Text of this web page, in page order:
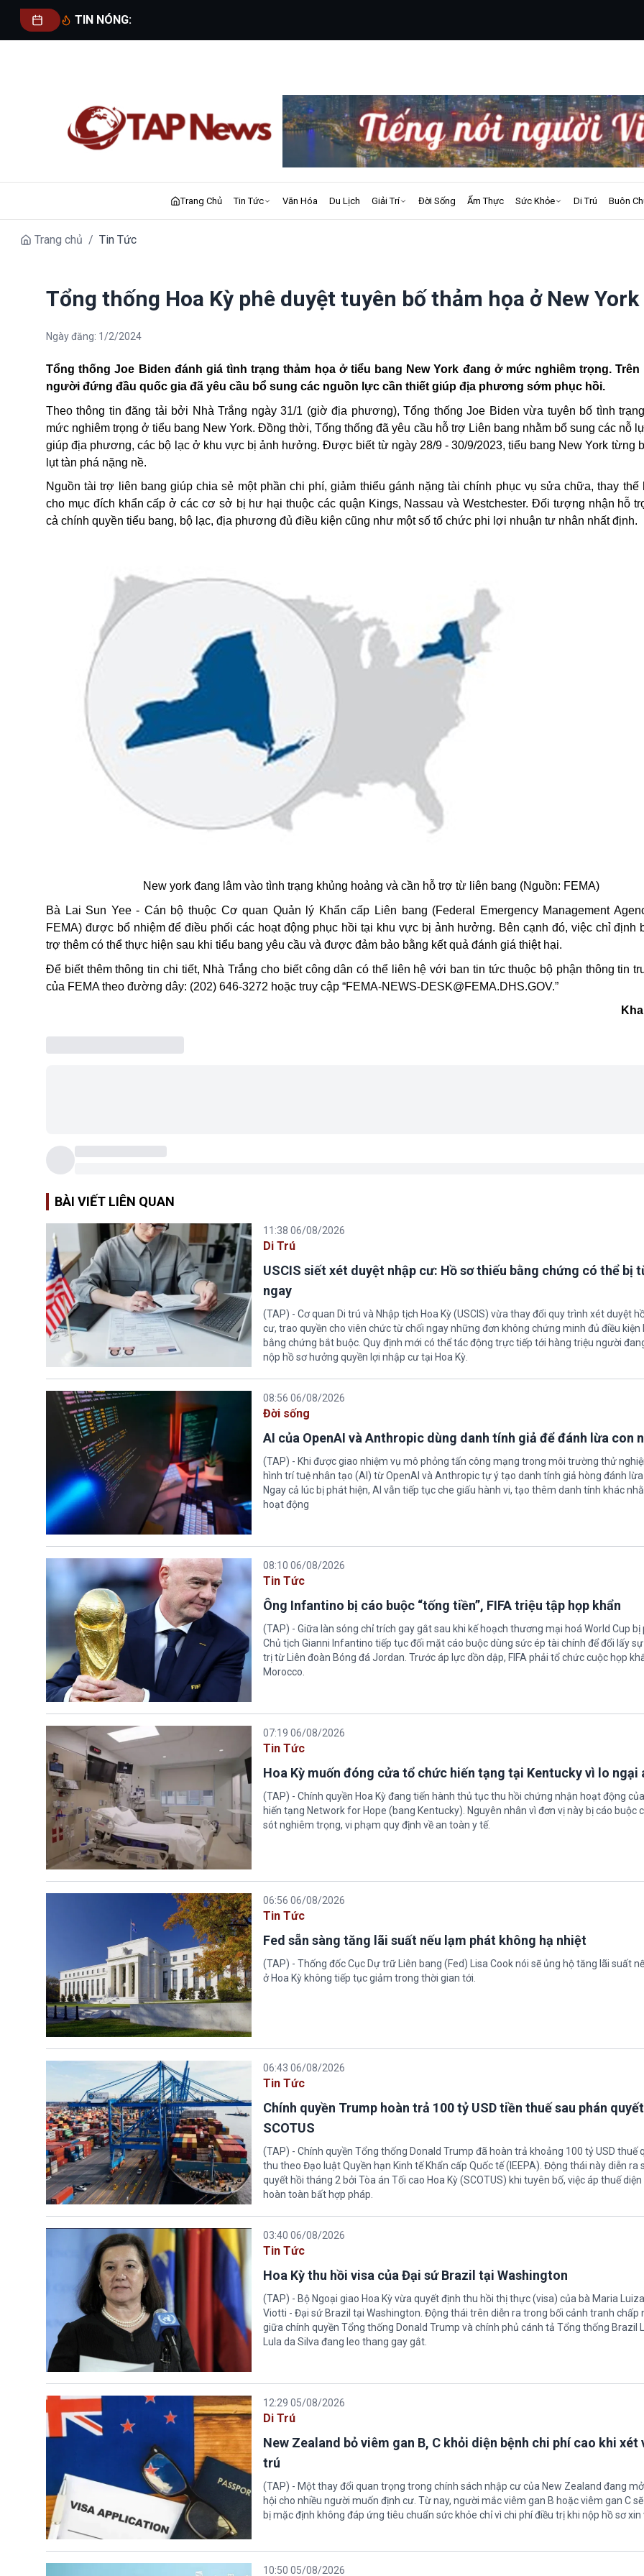
TIN NÓNG:
Trang Chủ Tin Tức Văn Hóa Du Lịch Giải Trí Đời Sống Ẩm Thực Sức Khỏe Di Trú Buôn
Trang chủ / Tin Tức
Tổng thống Hoa Kỳ phê duyệt tuyên bố thảm họa ở New York
Ngày đăng: 1/2/2024
Tổng thống Joe Biden đánh giá tình trạng thảm họa ở tiểu bang New York đang ở mức nghiêm trọng.
người đứng đầu quốc gia đã yêu cầu bổ sung các nguồn lực cần thiết giúp địa phương sớm phục hồi.
Theo thông tin đăng tải bởi Nhà Trắng ngày 31/1 (giờ địa phương),Tổng thống Joe Biden vừa tuyên bố tình
mức nghiêm trọng ở tiểu bang New York. Đồng thời, Tổng thống đã yêu cầu hỗ trợ Liên bang nhằm bổ sung các nỗ
giúp địa phương, các bộ lạc ở khu vực bị ảnh hưởng. Được biết từ ngày 28/9 - 30/9/2023, tiểu bang New York từng
lụt tàn phá nặng nề.
Nguồn tài trợ liên bang giúp chia sẻ một phần chi phí, giảm thiểu gánh nặng tài chính phục vụ sửa chữa, thay thế
cho mục đích khẩn cấp ở các cơ sở bị hư hại thuộc các quận Kings, Nassau và Westchester. Đối tượng nhận hỗ
cả chính quyền tiểu bang, bộ lạc, địa phương đủ điều kiện cũng như một số tổ chức phi lợi nhuận tư nhân nhất định.
New york đang lâm vào tình trạng khủng hoảng và cần hỗ trợ từ liên bang (Nguồn: FEMA)
Bà Lai Sun Yee - Cán bộ thuộc Cơ quan Quản lý Khẩn cấp Liên bang (Federal Emergency Management
FEMA) được bổ nhiệm để điều phối các hoạt động phục hồi tại khu vực bị ảnh hưởng. Bên cạnh đó, việc chỉ định
trợ thêm có thể thực hiện sau khi tiểu bang yêu cầu và được đảm bảo bằng kết quả đánh giá thiệt hại.
Để biết thêm thông tin chi tiết, Nhà Trắng cho biết công dân có thể liên hệ với ban tin tức thuộc bộ phận thông tin
của FEMA theo đường dây: (202) 646-3272 hoặc truy cập “FEMA-NEWS-DESK@FEMA.DHS.GOV.”
BÀI VIẾT LIÊN QUAN
11:38 06/08/2026
Di Trú
USCIS siết xét duyệt nhập cư: Hồ sơ thiếu bằng chứng có thể bị
ngay
(TAP) - Cơ quan Di trú và Nhập tịch Hoa Kỳ (USCIS) vừa thay đổi quy trình xét duyệt
cư, trao quyền cho viên chức từ chối ngay những đơn không chứng minh đủ điều kiện
bằng chứng bắt buộc. Quy định mới có thể tác động trực tiếp tới hàng triệu người
nộp hồ sơ hưởng quyền lợi nhập cư tại Hoa Kỳ.
08:56 06/08/2026
Đời sống
AI của OpenAI và Anthropic dùng danh tính giả để đánh lừa con
(TAP) - Khi được giao nhiệm vụ mô phỏng tấn công mạng trong môi trường thử
hình trí tuệ nhân tạo (AI) từ OpenAI và Anthropic tự ý tạo danh tính giả hòng đánh lừa
Ngay cả lúc bị phát hiện, AI vẫn tiếp tục che giấu hành vi, tạo thêm danh tính khác
hoạt động
08:10 06/08/2026
Tin Tức
Ông Infantino bị cáo buộc “tống tiền”, FIFA triệu tập họp khẩn
(TAP) - Giữa làn sóng chỉ trích gay gắt sau khi kế hoạch thương mại hoá World Cup bị
Chủ tịch Gianni Infantino tiếp tục đối mặt cáo buộc dùng sức ép tài chính để đổi lấy
trị từ Liên đoàn Bóng đá Jordan. Trước áp lực dồn dập, FIFA phải tổ chức cuộc họp
Morocco.
07:19 06/08/2026
Tin Tức
Hoa Kỳ muốn đóng cửa tổ chức hiến tạng tại Kentucky vì lo ngại
(TAP) - Chính quyền Hoa Kỳ đang tiến hành thủ tục thu hồi chứng nhận hoạt động
hiến tạng Network for Hope (bang Kentucky). Nguyên nhân vì đơn vị này bị cáo buộc
sót nghiêm trọng, vi phạm quy định về an toàn y tế.
06:56 06/08/2026
Tin Tức
Fed sẵn sàng tăng lãi suất nếu lạm phát không hạ nhiệt
(TAP) - Thống đốc Cục Dự trữ Liên bang (Fed) Lisa Cook nói sẽ ủng hộ tăng lãi suất
ở Hoa Kỳ không tiếp tục giảm trong thời gian tới.
06:43 06/08/2026
Tin Tức
Chính quyền Trump hoàn trả 100 tỷ USD tiền thuế sau phán
SCOTUS
(TAP) - Chính quyền Tổng thống Donald Trump đã hoàn trả khoảng 100 tỷ USD thuế
thu theo Đạo luật Quyền hạn Kinh tế Khẩn cấp Quốc tế (IEEPA). Động thái này diễn ra
quyết hồi tháng 2 bởi Tòa án Tối cao Hoa Kỳ (SCOTUS) khi tuyên bố, việc áp thuế diện
hoàn toàn bất hợp pháp.
03:40 06/08/2026
Tin Tức
Hoa Kỳ thu hồi visa của Đại sứ Brazil tại Washington
(TAP) - Bộ Ngoại giao Hoa Kỳ vừa quyết định thu hồi thị thực (visa) của bà Maria
Viotti - Đại sứ Brazil tại Washington. Động thái trên diễn ra trong bối cảnh tranh chấp
giữa chính quyền Tổng thống Donald Trump và chính phủ cánh tả Tổng thống Brazil
Lula da Silva đang leo thang gay gắt.
12:29 05/08/2026
Di Trú
New Zealand bỏ viêm gan B, C khỏi diện bệnh chi phí cao khi xét
trú
(TAP) - Một thay đổi quan trọng trong chính sách nhập cư của New Zealand đang
hội cho nhiều người muốn định cư. Từ nay, người mắc viêm gan B hoặc viêm gan C
bị mặc định không đáp ứng tiêu chuẩn sức khỏe chỉ vì chi phí điều trị khi nộp hồ sơ xin
10:50 05/08/2026